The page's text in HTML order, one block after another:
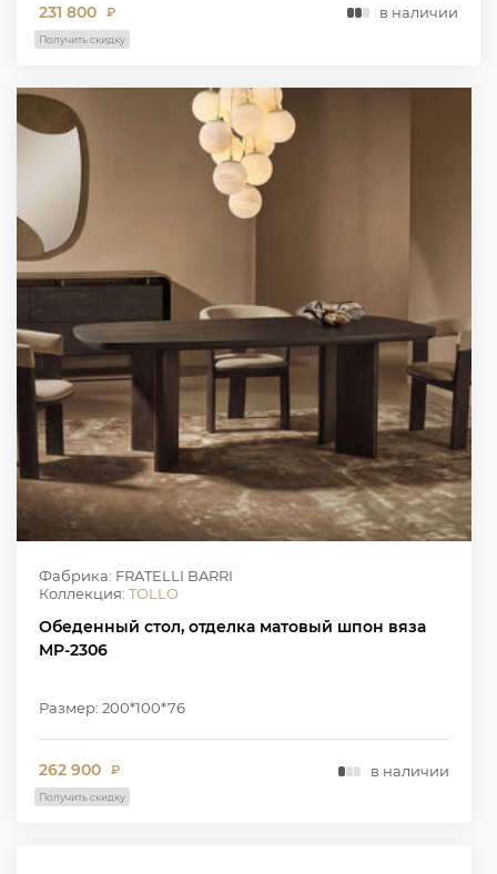
231 800 ₽ в наличии
Получить скидку
Фабрика: FRATELLI BARRI
Коллекция: TOLLO
Обеденный стол, отделка матовый шпон вяза
MP-2306
Размер: 200*100*76
262 900 ₽ в наличии
Получить скидку